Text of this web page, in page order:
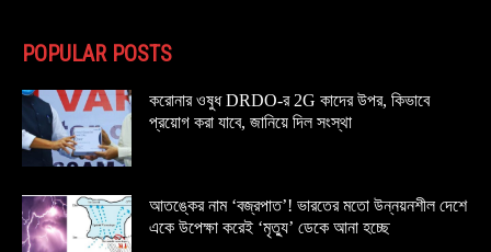
POPULAR POSTS
করোনার ওষুধ DRDO-র 2G কাদের উপর, কিভাবে
প্রয়োগ করা যাবে, জানিয়ে দিল সংস্থা
আতঙ্কের নাম ‘বজ্রপাত’! ভারতের মতো উন্নয়নশীল দেশে
একে উপেক্ষা করেই ‘মৃত্যু’ ডেকে আনা হচ্ছে